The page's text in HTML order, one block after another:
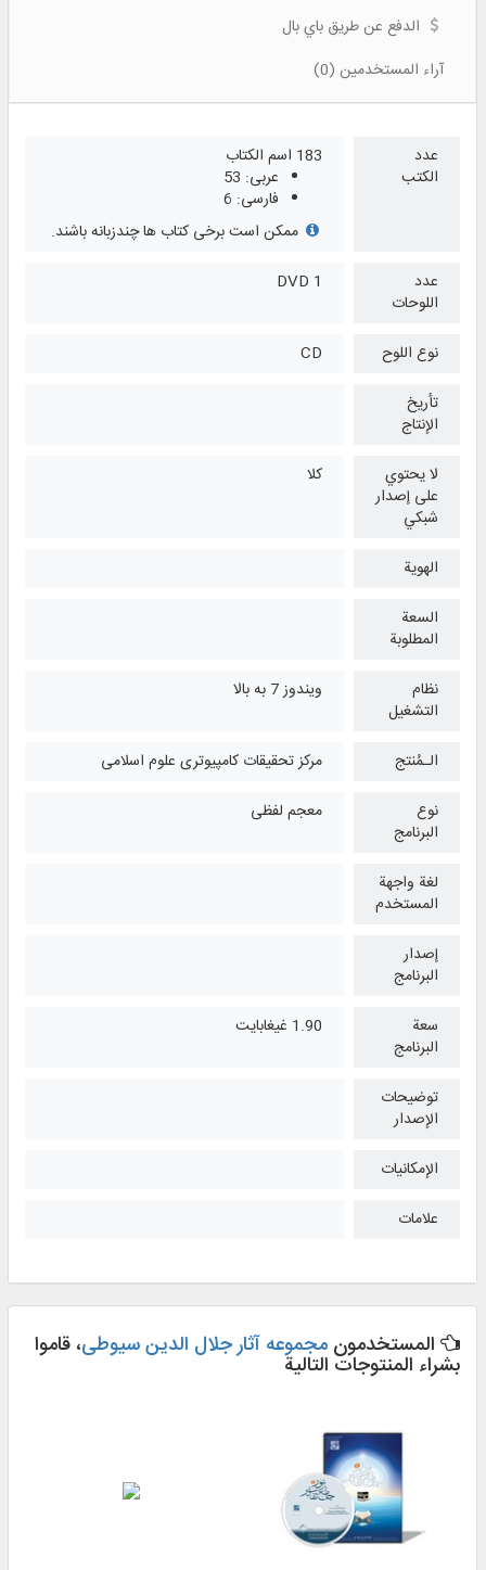
الدفع عن طريق باي بال
آراء المستخدمين (0)
عدد
الكتب
183 اسم الكتاب
عربی: 53
فارسی: 6
ممکن است برخی کتاب ها چندزبانه باشند.
عدد
اللوحات
1 DVD
نوع اللوح
CD
تأريخ
الإنتاج
لا يحتوي
على إصدار
شبكي
كلا
الهوية
السعة
المطلوبة
نظام
التشغیل
ویندوز 7 به بالا
الـمُنتج
مرکز تحقیقات کامپیوتری علوم اسلامی
نوع
البرنامج
معجم لفظی
لغة واجهة
المستخدم
إصدار
البرنامج
سعة
البرنامج
1.90 غيغابايت
توضيحات
الإصدار
الإمكانيات
علامات
المستخدمون مجموعه آثار جلال الدین سیوطی، قاموا
بشراء المنتوجات التالية